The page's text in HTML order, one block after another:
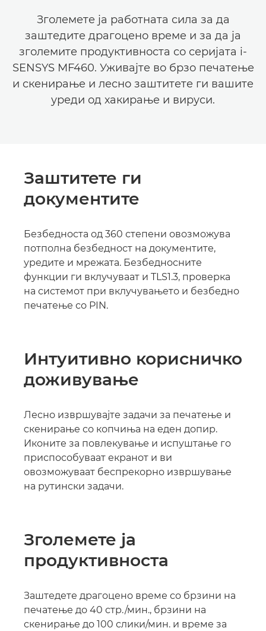
Зголемете ја работната сила за да
заштедите драгоцено време и за да ја
зголемите продуктивноста со серијата i-
SENSYS MF460. Уживајте во брзо печатење
и скенирање и лесно заштитете ги вашите
уреди од хакирање и вируси.
Заштитете ги
документите
Безбедноста од 360 степени овозможува
потполна безбедност на документите,
уредите и мрежата. Безбедносните
функции ги вклучуваат и TLS1.3, проверка
на системот при вклучувањето и безбедно
печатење со PIN.
Интуитивно корисничко
доживување
Лесно извршувајте задачи за печатење и
скенирање со копчиња на еден допир.
Иконите за повлекување и испуштање го
приспособуваат екранот и ви
овозможуваат беспрекорно извршување
на рутински задачи.
Зголемете ја
продуктивноста
Заштедете драгоцено време со брзини на
печатење до 40 стр./мин., брзини на
скенирање до 100 слики/мин. и време за